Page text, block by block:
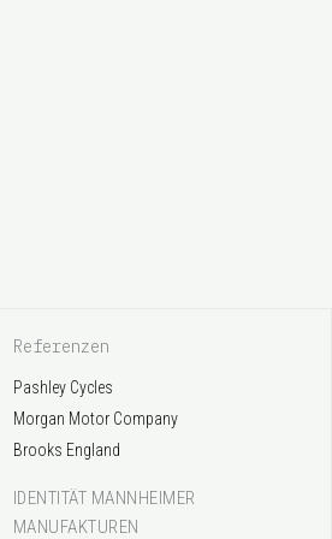
Referenzen
Pashley Cycles
Morgan Motor Company
Brooks England
IDENTITÄT MANNHEIMER
MANUFAKTUREN